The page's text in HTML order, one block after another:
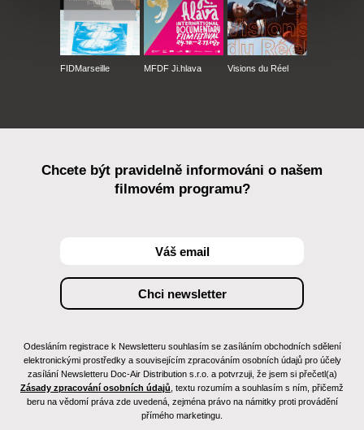
FIDMarseille MFDF Ji.hlava Visions du Réel
Chcete být pravidelně informováni o našem
filmovém programu?
Odesláním registrace k Newsletteru souhlasím se zasíláním obchodních sdělení
elektronickými prostředky a souvisejícím zpracováním osobních údajů pro účely
zasílání Newsletteru Doc-Air Distribution s.r.o. a potvrzuji, že jsem si přečetl(a)
Zásady zpracování osobních údajů , textu rozumím a souhlasím s ním, přičemž
beru na vědomí práva zde uvedená, zejména právo na námitky proti provádění
přímého marketingu.